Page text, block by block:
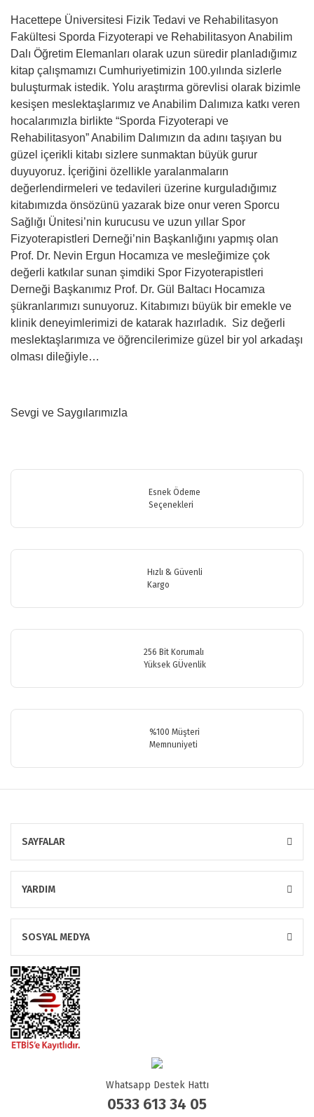
Hacettepe Üniversitesi Fizik Tedavi ve Rehabilitasyon
Fakültesi Sporda Fizyoterapi ve Rehabilitasyon Anabilim
Dalı Öğretim Elemanları olarak uzun süredir planladığımız
kitap çalışmamızı Cumhuriyetimizin 100.yılında sizlerle
buluşturmak istedik. Yolu araştırma görevlisi olarak bizimle
kesişen meslektaşlarımız ve Anabilim Dalımıza katkı veren
hocalarımızla birlikte “Sporda Fizyoterapi ve
Rehabilitasyon” Anabilim Dalımızın da adını taşıyan bu
güzel içerikli kitabı sizlere sunmaktan büyük gurur
duyuyoruz. İçeriğini özellikle yaralanmaların
değerlendirmeleri ve tedavileri üzerine kurguladığımız
kitabımızda önsözünü yazarak bize onur veren Sporcu
Sağlığı Ünitesi’nin kurucusu ve uzun yıllar Spor
Fizyoterapistleri Derneği’nin Başkanlığını yapmış olan
Prof. Dr. Nevin Ergun Hocamıza ve mesleğimize çok
değerli katkılar sunan şimdiki Spor Fizyoterapistleri
Derneği Başkanımız Prof. Dr. Gül Baltacı Hocamıza
şükranlarımızı sunuyoruz. Kitabımızı büyük bir emekle ve
klinik deneyimlerimizi de katarak hazırladık. Siz değerli
meslektaşlarımıza ve öğrencilerimize güzel bir yol arkadaşı
olması dileğiyle…
Sevgi ve Saygılarımızla
Bu ürüne ilk yorumu siz yapın!
Görüş ve önerileriniz için teşekkür ederiz.
Ürün resmi kalitesiz, bozuk veya görüntülenemiyor.
Ürün fiyatı diğer sitelerden daha pahalı.
Esnek Ödeme
Seçenekleri
Hızlı & Güvenli
Kargo
256 Bit Korumalı
Yüksek GÜvenlik
%100 Müşteri
Memnuniyeti
SAYFALAR
YARDIM
SOSYAL MEDYA
Whatsapp Destek Hattı
0533 613 34 05